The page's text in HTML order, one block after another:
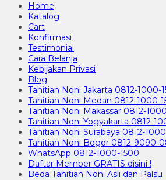
Home
Katalog
Cart
Konfirmasi
Testimonial
Cara Belanja
Kebijakan Privasi
Blog
Tahitian Noni Jakarta 0812-1000-
Tahitian Noni Medan 0812-1000-
Tahitian Noni Makassar 0812-
Tahitian Noni Yogyakarta 0812-
Tahitian Noni Surabaya 0812-
Tahitian Noni Bogor 0812-9090-
WhatsApp 0812-1000-1500
Daftar Member GRATIS disini !
Beda Tahitian Noni Asli dan Palsu